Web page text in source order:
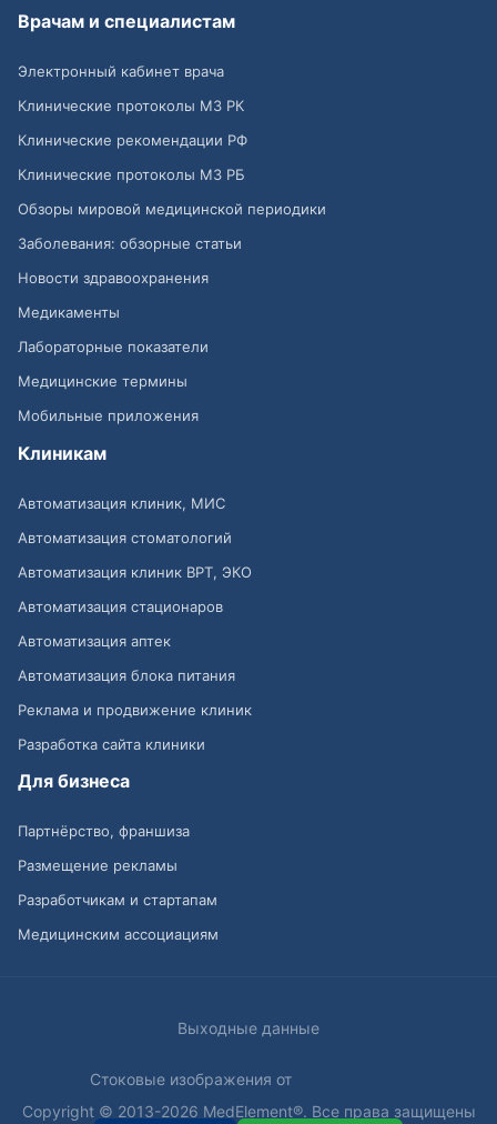
Врачам и специалистам
Электронный кабинет врача
Клинические протоколы МЗ РК
Клинические рекомендации РФ
Клинические протоколы МЗ РБ
Обзоры мировой медицинской периодики
Заболевания: обзорные статьи
Новости здравоохранения
Медикаменты
Лабораторные показатели
Медицинские термины
Мобильные приложения
Клиникам
Автоматизация клиник, МИС
Автоматизация стоматологий
Автоматизация клиник ВРТ, ЭКО
Автоматизация стационаров
Автоматизация аптек
Автоматизация блока питания
Реклама и продвижение клиник
Разработка сайта клиники
Для бизнеса
Партнёрство, франшиза
Размещение рекламы
Разработчикам и стартапам
Медицинским ассоциациям
Выходные данные
Стоковые изображения от
Copyright © 2013-2026 MedElement®. Все права защищены